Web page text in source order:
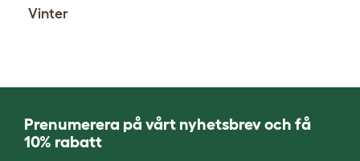
Vinter
Prenumerera på vårt nyhetsbrev och få
10% rabatt